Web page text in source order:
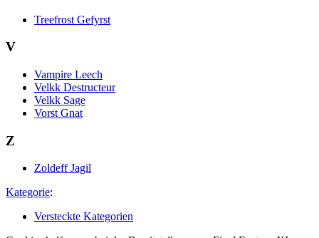
Treefrost Gefyrst
V
Vampire Leech
Velkk Destructeur
Velkk Sage
Vorst Gnat
Z
Zoldeff Jagil
Kategorie:
Versteckte Kategorien